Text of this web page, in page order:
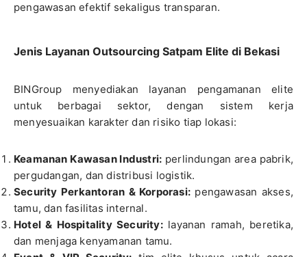
pengawasan efektif sekaligus transparan.
Jenis Layanan Outsourcing Satpam Elite di Bekasi
BINGroup menyediakan layanan pengamanan elite
untuk berbagai sektor, dengan sistem kerja
menyesuaikan karakter dan risiko tiap lokasi:
Keamanan Kawasan Industri: perlindungan area pabrik,
pergudangan, dan distribusi logistik.
Security Perkantoran & Korporasi: pengawasan akses,
tamu, dan fasilitas internal.
Hotel & Hospitality Security:layanan ramah, beretika,
dan menjaga kenyamanan tamu.